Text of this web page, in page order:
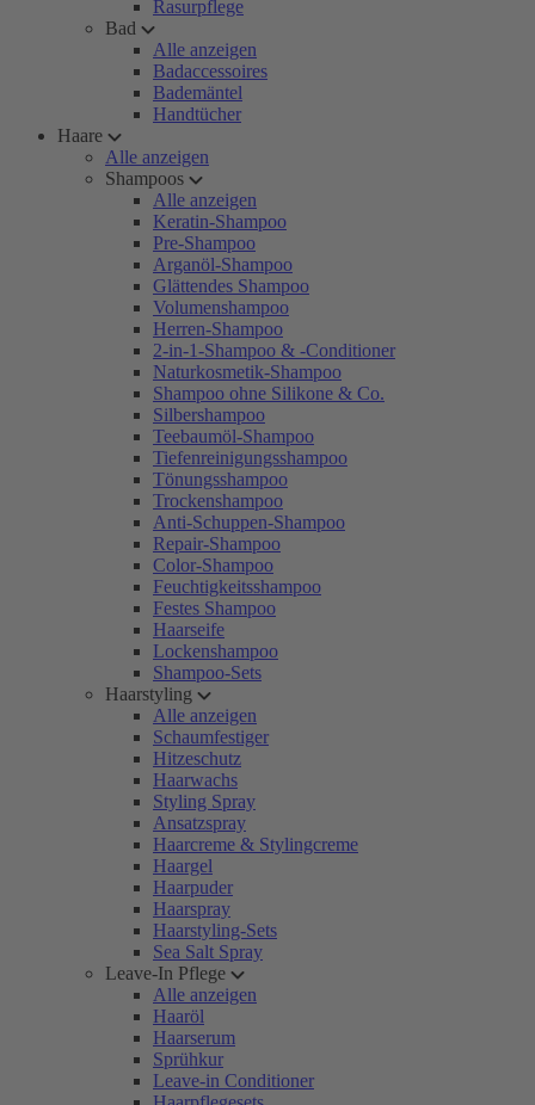
Rasurpflege
Bad
Alle anzeigen
Badaccessoires
Bademäntel
Handtücher
Haare
Alle anzeigen
Shampoos
Alle anzeigen
Keratin-Shampoo
Pre-Shampoo
Arganöl-Shampoo
Glättendes Shampoo
Volumenshampoo
Herren-Shampoo
2-in-1-Shampoo & -Conditioner
Naturkosmetik-Shampoo
Shampoo ohne Silikone & Co.
Silbershampoo
Teebaumöl-Shampoo
Tiefenreinigungsshampoo
Tönungsshampoo
Trockenshampoo
Anti-Schuppen-Shampoo
Repair-Shampoo
Color-Shampoo
Feuchtigkeitsshampoo
Festes Shampoo
Haarseife
Lockenshampoo
Shampoo-Sets
Haarstyling
Alle anzeigen
Schaumfestiger
Hitzeschutz
Haarwachs
Styling Spray
Ansatzspray
Haarcreme & Stylingcreme
Haargel
Haarpuder
Haarspray
Haarstyling-Sets
Sea Salt Spray
Leave-In Pflege
Alle anzeigen
Haaröl
Haarserum
Sprühkur
Leave-in Conditioner